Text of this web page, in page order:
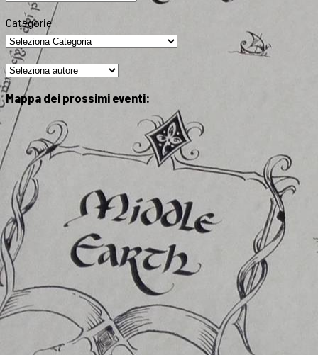
per:
Categorie
Mappa dei prossimi eventi: